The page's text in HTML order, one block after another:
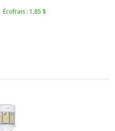
Écofrais : 1,85 $